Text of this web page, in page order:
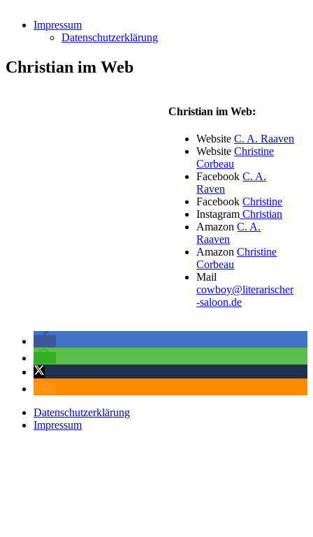
Impressum
Datenschutzerklärung
Christian im Web
Christian im Web:
WebsiteC. A. Raaven
WebsiteChristine
Corbeau
FacebookC. A.
Raven
FacebookChristine
Instagram Christian
AmazonC. A.
Raaven
AmazonChristine
Corbeau
Mail
cowboy@literarischer
-saloon.de
Datenschutzerklärung
Impressum